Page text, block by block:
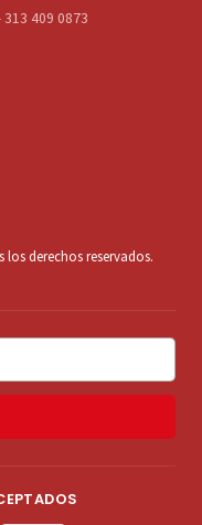
409 0873
los derechos reservados.